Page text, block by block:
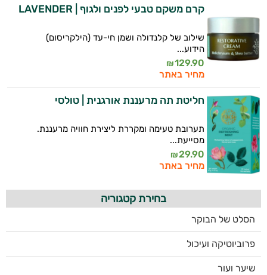
קרם משקם טבעי לפנים ולגוף | LAVENDER
שילוב של קלנדולה ושמן חי-עד (הילקריסום)
הידוע...
129.90
₪
מחיר באתר
חליטת תה מרעננת אורגנית | טולסי
תערובת טעימה ומקררת ליצירת חוויה מרעננת.
מסייעת...
29.90
₪
מחיר באתר
בחירת קטגוריה
הסלט של הבוקר
פרוביוטיקה ועיכול
שיער ועור